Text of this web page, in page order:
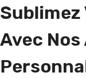
Avec